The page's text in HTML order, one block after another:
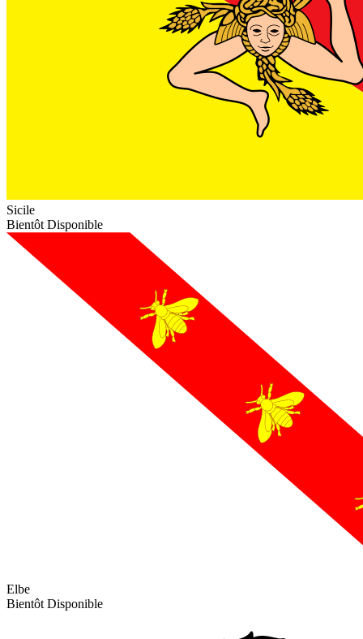
Sicile
Bientôt Disponible
Elbe
Bientôt Disponible